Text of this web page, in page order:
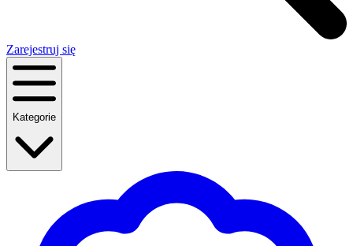
Zarejestruj się
Kategorie